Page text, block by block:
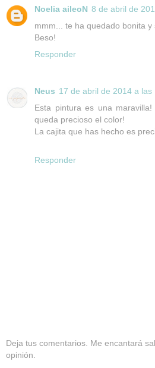
Noelia aileoN 8 de abril de
mmm... te ha quedado bonita y
Beso!
Responder
Neus 17 de abril de 2014 a las
Esta pintura es una
queda precioso el color!
La cajita que has hecho es
Responder
Deja tus comentarios. Me encantará
opinión.